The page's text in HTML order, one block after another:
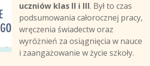
uczniów klas II i III. Był to czas
podsumowania całorocznej pracy,
wręczenia świadectw oraz
wyróżnień za osiągnięcia w nauce
i zaangażowanie w życie szkoły.